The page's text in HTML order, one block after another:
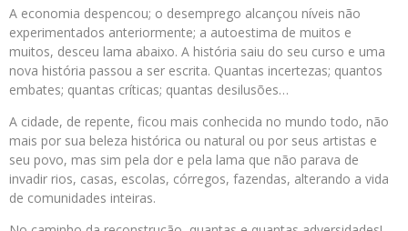
A economia despencou; o desemprego alcançou níveis não
experimentados anteriormente; a autoestima de muitos e
muitos, desceu lama abaixo. A história saiu do seu curso e uma
nova história passou a ser escrita. Quantas incertezas; quantos
embates; quantas críticas; quantas desilusões…
A cidade, de repente, ficou mais conhecida no mundo todo, não
mais por sua beleza histórica ou natural ou por seus artistas e
seu povo, mas sim pela dor e pela lama que não parava de
invadir rios, casas, escolas, córregos, fazendas, alterando a vida
de comunidades inteiras.